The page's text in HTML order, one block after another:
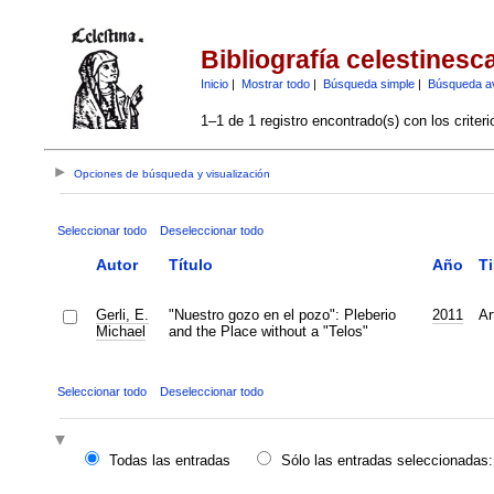
Bibliografía
Inicio| Mostrar todo| Búsqueda simple| Búsqueda
1–1 de 1 registro encontrado(s) con los
Opciones de búsqueda y visualización
Seleccionar todo Deseleccionar todo
Autor Título Año
Gerli, E.
Michael
"Nuestro gozo en el pozo": Pleberio
and the Place without a "Telos"
2011
Seleccionar todo Deseleccionar todo
Todas las entradas
Sólo las entradas seleccionadas: